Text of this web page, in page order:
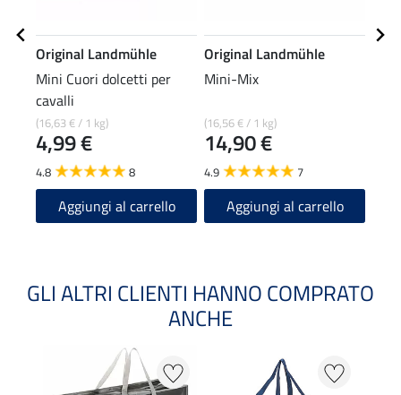
Original Landmühle
Mini Cuori dolcetti per
cavalli
(16,63 € / 1 kg)
4,99 €
4.8 8
Aggiungi al carrello
Original Landmühle
Mini-Mix
(16,56 € / 1 kg)
14,90 €
4.9 7
Aggiungi al carrello
GLI ALTRI CLIENTI HANNO COMPRATO
ANCHE